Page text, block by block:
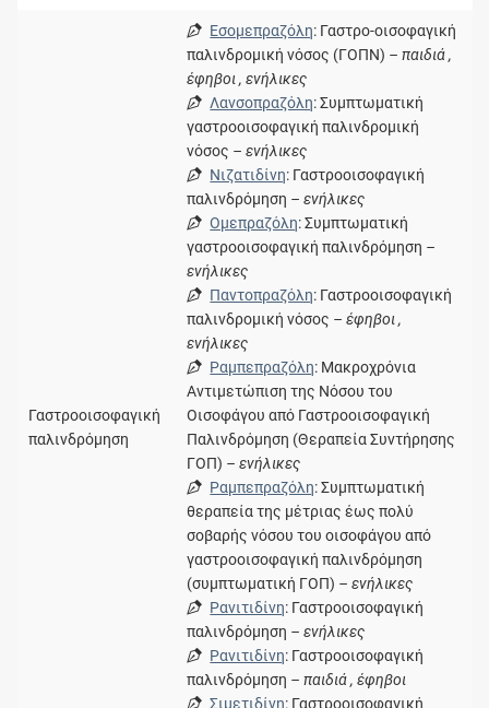
Γαστροοισοφαγική
παλινδρόμηση
Εσομεπραζόλη: Γαστρο-οισοφαγική
παλινδρομική νόσος (ΓΟΠΝ) – παιδιά ,
έφηβοι , ενήλικες
Λανσοπραζόλη: Συμπτωματική
γαστροοισοφαγική παλινδρομική
νόσος – ενήλικες
Νιζατιδίνη: Γαστροοισοφαγική
παλινδρόμηση – ενήλικες
Ομεπραζόλη: Συμπτωματική
γαστροοισοφαγική παλινδρόμηση –
ενήλικες
Παντοπραζόλη: Γαστροοισοφαγική
παλινδρομική νόσος – έφηβοι ,
ενήλικες
Ραμπεπραζόλη: Μακροχρόνια
Αντιμετώπιση της Νόσου του
Οισοφάγου από Γαστροοισοφαγική
Παλινδρόμηση (Θεραπεία Συντήρησης
ΓΟΠ) – ενήλικες
Ραμπεπραζόλη: Συμπτωματική
θεραπεία της μέτριας έως πολύ
σοβαρής νόσου του οισοφάγου από
γαστροοισοφαγική παλινδρόμηση
(συμπτωματική ΓΟΠ) – ενήλικες
Ρανιτιδίνη: Γαστροοισοφαγική
παλινδρόμηση – ενήλικες
Ρανιτιδίνη: Γαστροοισοφαγική
παλινδρόμηση – παιδιά , έφηβοι
Σιμετιδίνη: Γαστροοισοφαγική